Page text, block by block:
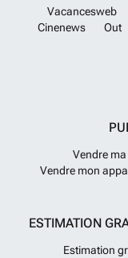
Vacancesweb
Cinenews
Out
Vendre
Vendre mon
ESTIMATION
Estimation